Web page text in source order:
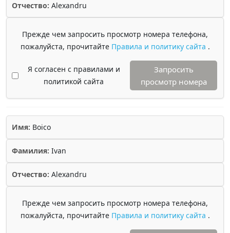
Отчество: Alexandru
Прежде чем запросить просмотр номера телефона,
пожалуйста, прочитайте Правила и политику сайта .
Я согласен с правилами и
политикой сайта
Запросить
просмотр номера
Имя: Boico
Фамилия: Ivan
Отчество: Alexandru
Прежде чем запросить просмотр номера телефона,
пожалуйста, прочитайте Правила и политику сайта .